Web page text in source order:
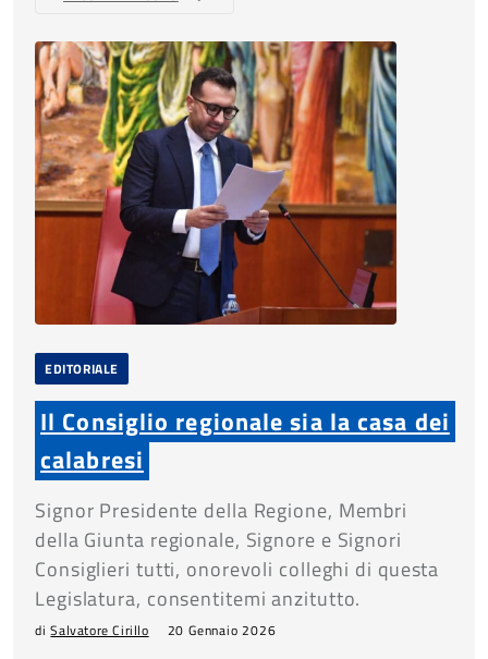
EDITORIALE
Il Consiglio regionale sia la casa dei
calabresi
Signor Presidente della Regione, Membri
della Giunta regionale, Signore e Signori
Consiglieri tutti, onorevoli colleghi di questa
Legislatura, consentitemi anzitutto.
diSalvatore Cirillo 20 Gennaio 2026